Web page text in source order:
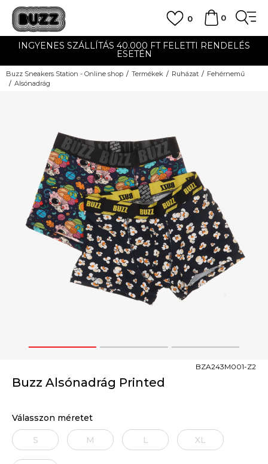
0
0
INGYENES SZÁLLÍTÁS 40.000 FT FELETTI RENDELÉS
ESETÉN
Buzz Sneakers Station - Online shop Termékek Ruházat
Fehérnemű
Alsónadrág
1 2 3
Buzz Alsónadrág Printed
BZA243M001-Z2
Válasszon méretet
S M L XL